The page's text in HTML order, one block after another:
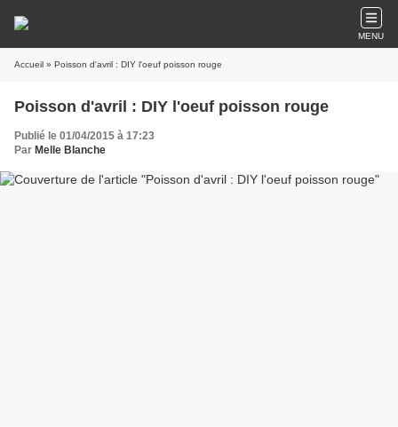
MENU
Accueil » Poisson d'avril : DIY l'oeuf poisson rouge
Poisson d'avril : DIY l'oeuf poisson rouge
Publié le 01/04/2015 à 17:23
Par Melle Blanche